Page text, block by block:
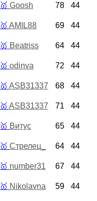
🥇 Goosh 78 44
🥇 AMIL88 69 44
🥇 Beatriss 64 44
🥇 odinva 72 44
🥇 ASB31337 68 44
🥇 ASB31337 71 44
🥇 Витус 65 44
🥇 Стрелец_ 64 44
🥇 number31 67 44
🥇 Nikolavna 59 44